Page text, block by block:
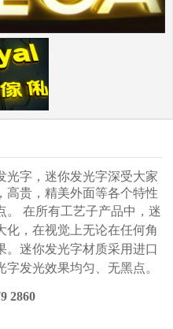
光字，迷你发光字深受大家
高贵，精美外面等各个特性
。在所有工艺子产品中，迷
化，在视觉上无论在任何角
。迷你发光字材质采用进口
发光效果均匀、无黑点。
2860